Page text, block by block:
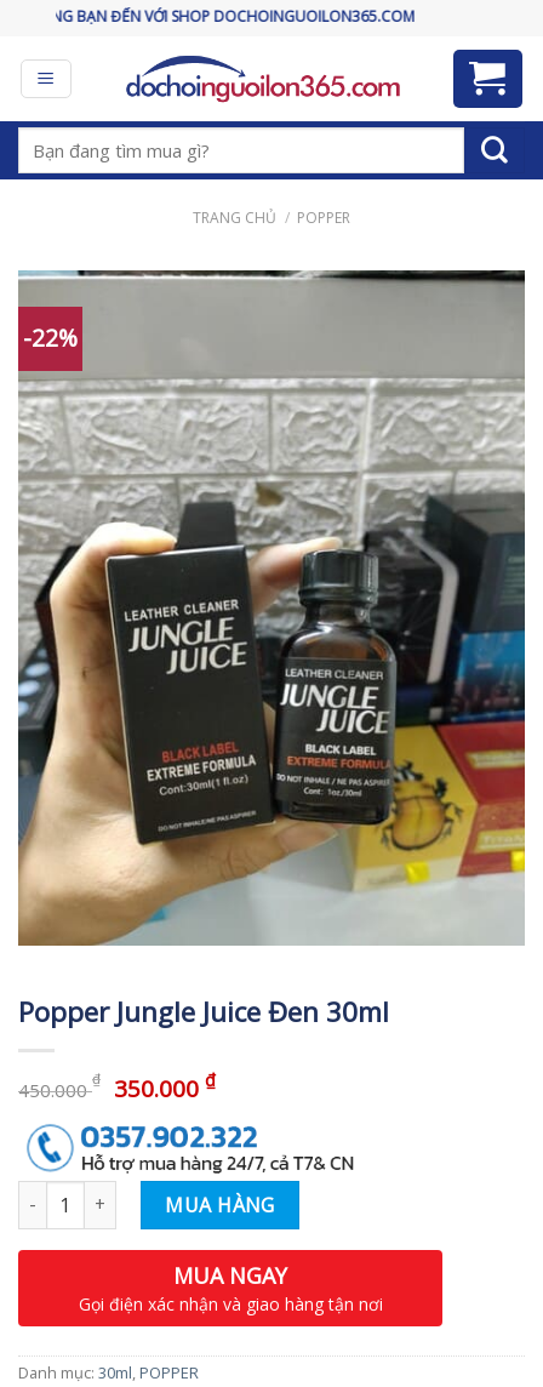
content
ĐẾN VỚI SHOP DOCHOINGUOILON365.COM
Tìm
kiếm:
TRANG CHỦ / POPPER
-22%
Popper Jungle Juice Đen 30ml
450.000₫ 350.000 ₫
Số lượng
MUA HÀNG
MUA NGAY
Gọi điện xác nhận và giao hàng tận nơi
Danh mục: 30ml, POPPER